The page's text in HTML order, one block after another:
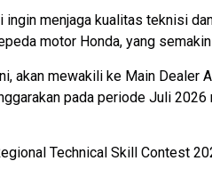
ingin menjaga kualitas teknisi
motor Honda, yang semakin
akan mewakili ke Main Dealer
pada periode Juli
Technical Skill Contest